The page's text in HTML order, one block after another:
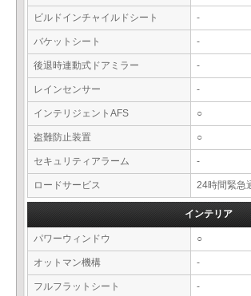
ビルドインチャイルドシート -
バケットシート -
後退時連動式ドアミラー -
レインセンサー -
インテリジェントAFS ○
盗難防止装置 ○
セキュリティアラーム -
ロードサービス 24時間緊急
インテリア
パワーウィンドウ ○
オットマン機構 -
フルフラットシート -